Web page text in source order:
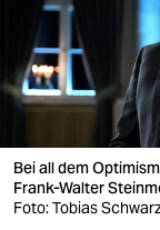
nord
wahrheit
verlag
verlag
veranstaltungen
Bei all dem
Frank-Walter
Foto: Tobias